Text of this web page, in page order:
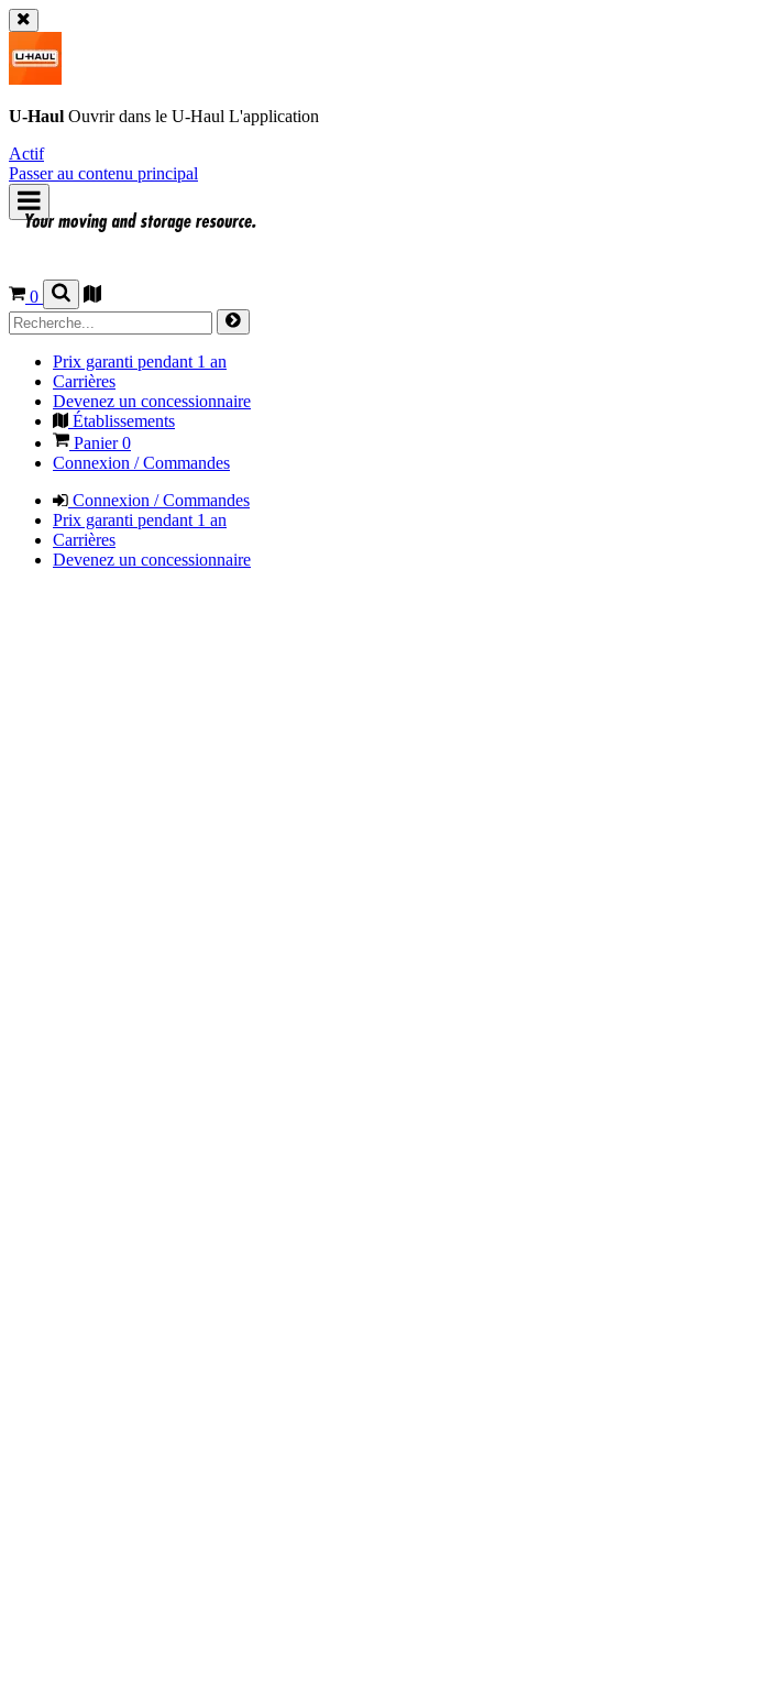
U-Haul Ouvrir dans le U-Haul L'application
Actif
Passer au contenu principal
0
Prix garanti pendant 1 an
Carrières
Devenez un concessionnaire
Établissements
Panier0
Connexion / Commandes
Connexion / Commandes
Prix garanti pendant 1 an
Carrières
Devenez un concessionnaire